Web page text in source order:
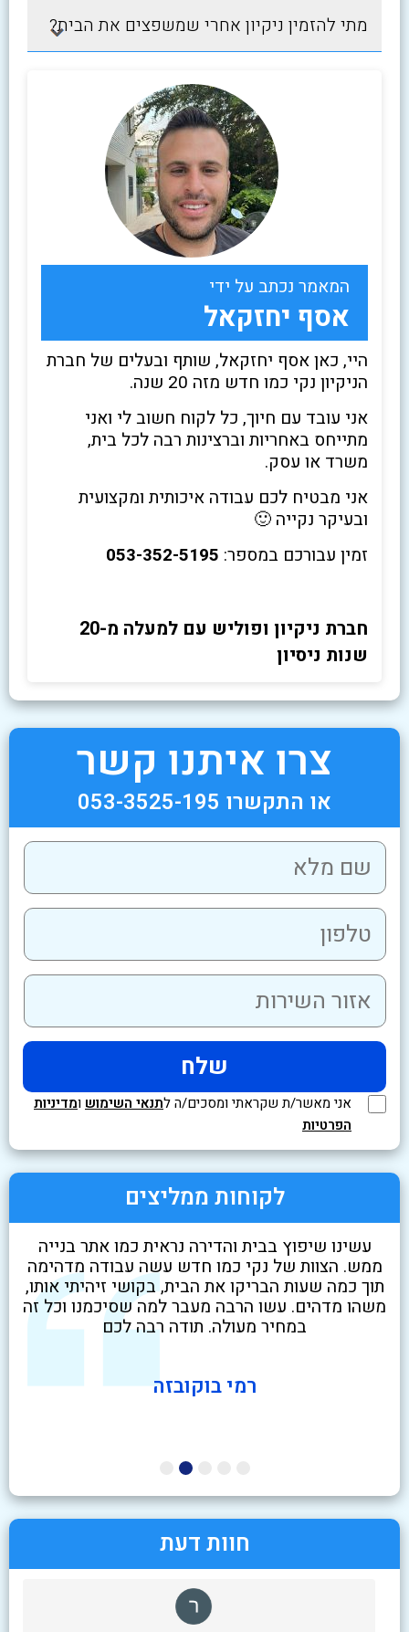
מתי להזמין ניקיון אחרי שמשפצים את הבית?
המאמר נכתב על ידי
אסף יחזקאל
היי, כאן אסף יחזקאל, שותף ובעלים של חברת
הניקיון נקי כמו חדש מזה 20 שנה.
אני עובד עם חיוך, כל לקוח חשוב לי ואני
מתייחס באחריות וברצינות רבה לכל בית,
משרד או עסק.
אני מבטיח לכם עבודה איכותית ומקצועית
ובעיקר נקייה 🙂
זמין עבורכם במספר: 053-352-5195
חברת ניקיון ופוליש עם למעלה מ-20
שנות ניסיון
צרו איתנו קשר
או התקשרו 053-3525-195
אני מאשר/ת שקראתי ומסכים/ה לתנאי השימוש ומדיניות
הפרטיות
לקוחות ממליצים
עשינו שיפוץ בבית והדירה נראית כמו אתר בנייה
ממש. הצוות של נקי כמו חדש עשה עבודה מדהימה
תוך כמה שעות הבריקו את הבית, בקושי זיהיתי אותו,
משהו מדהים. עשו הרבה מעבר למה שסיכמנו וכל זה
במחיר מעולה. תודה רבה לכם
רמי בוקובזה
חוות דעת